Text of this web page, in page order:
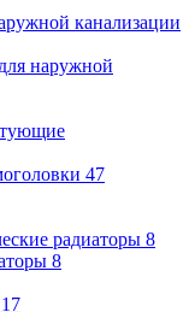
канализации
наружной
47
радиаторы 8
8
17